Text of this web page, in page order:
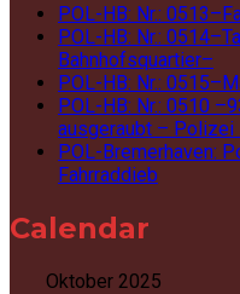
POL-HB: Nr.:
POL-HB: Nr.:
Bahnhofsquartier–
POL-HB: Nr.:
POL-HB: Nr.: 0510
ausgeraubt – Polizei
POL-Bremerhaven:
Fahrraddieb
Calendar
Oktober 2025